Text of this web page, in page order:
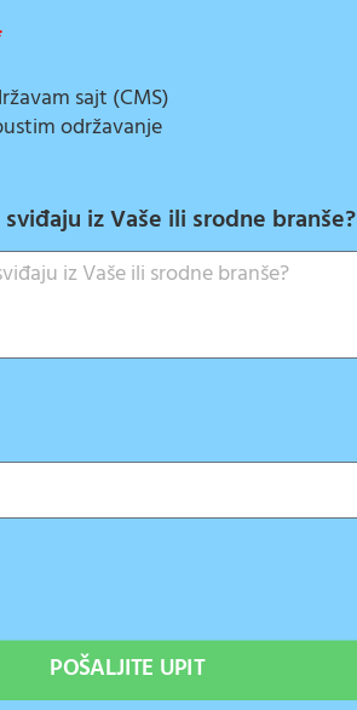
sajt (CMS)
održavanje
iz Vaše ili srodne branše?
POŠALJITE UPIT